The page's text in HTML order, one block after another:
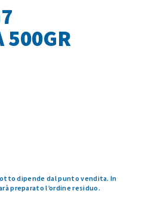
500GR
dipende dal punto vendita. In
preparato l’ordine residuo.